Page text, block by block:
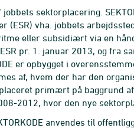
jobbets sektorplacering.
vha. jobbets arbejdssted
eller subsidiært via en
pr. 1. januar 2013, og fra
er opbygget i
af, hvem der har den
primært på baggrund
2012, hvor den nye
anvendes til